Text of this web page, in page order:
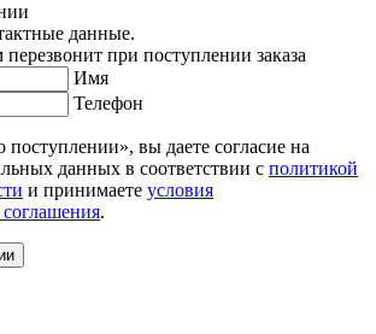
данные.
при поступлении заказа
Имя
Телефон
вы даете согласие на
данных в соответствии с политикой
и принимаете условия
соглашения.